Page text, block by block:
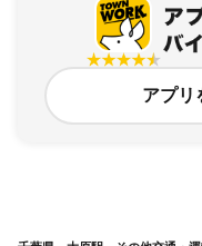
アプリ